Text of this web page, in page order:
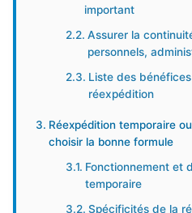
important
Assurer la
personnels,
Liste des
réexpédition
Réexpédition temporaire
choisir la bonne formule
Fonctionnement et
temporaire
Spécificités de la